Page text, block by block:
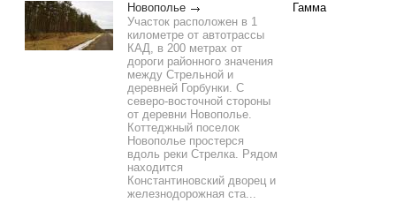
Новополье
Участок расположен в 1
километре от автотрассы
КАД, в 200 метрах от
дороги районного значения
между Стрельной и
деревней Горбунки. С
северо-восточной стороны
от деревни Новополье.
Коттеджный поселок
Новополье простерся
вдоль реки Стрелка. Рядом
находится
Константиновский дворец и
железнодорожная ста...
Гамма